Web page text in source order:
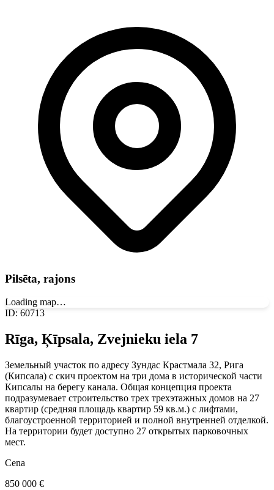
Pilsēta, rajons
Loading map…
ID: 60713
Rīga, Ķīpsala, Zvejnieku iela 7
Земельный участок по адресу Зундас Крастмала 32, Рига
(Кипсала) с скич проектом на три дома в исторической части
Кипсалы на берегу канала. Общая концепция проекта
подразумевает строительство трех трехэтажных домов на 27
квартир (средняя площадь квартир 59 кв.м.) с лифтами,
благоустроенной территорией и полной внутренней отделкой.
На территории будет доступно 27 открытых парковочных
мест.
Cena
850 000 €